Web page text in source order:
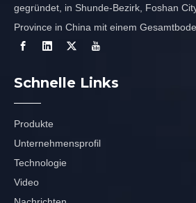
gegründet, in Shunde-Bezirk, Foshan
Province in China mit einem
Schnelle Links
Produkte
Unternehmensprofil
Technologie
Video